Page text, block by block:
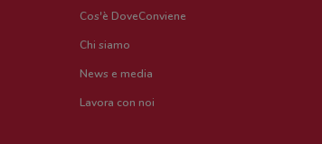
Cos'è DoveConviene
Chi siamo
News e media
Lavora con noi